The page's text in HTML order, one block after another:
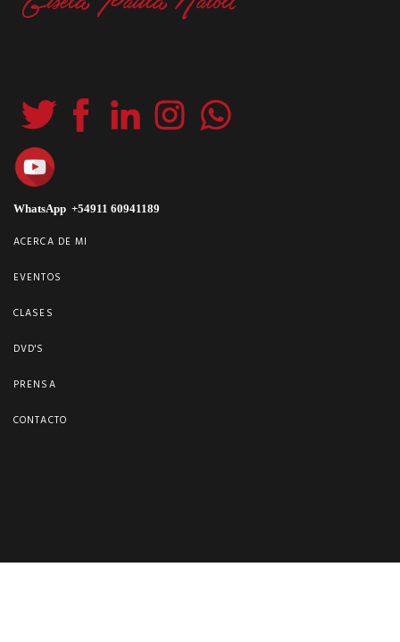
WhatsApp +54911 60941189
ACERCA DE MI
EVENTOS
CLASES
DVD'S
PRENSA
CONTACTO